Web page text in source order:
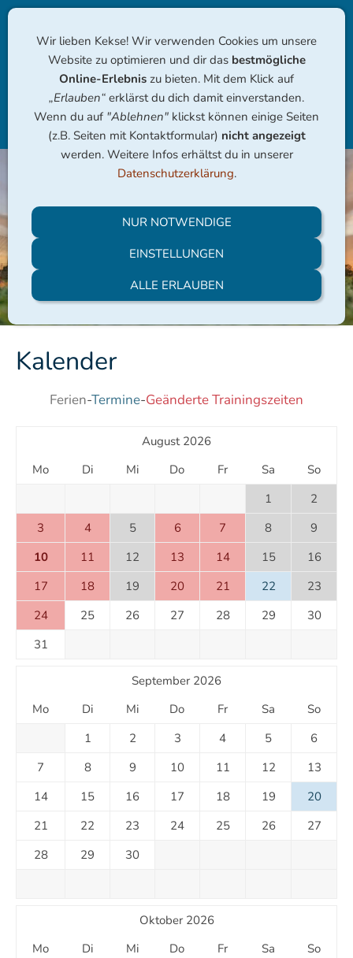
Navigation einblenden
Kalender
Ferien-Termine-Geänderte Trainingszeiten
August 2026
Mo
Di Mi Do Fr Sa
So
1
2
3
4 5 6 7 8
9
10
11 12 13 14 15
16
17
18 19 20 21 22
23
24
25 26 27 28 29
30
31
September 2026
Mo
Di Mi Do Fr Sa
So
1
2 3 4 5
6
7
8 9 10 11 12
13
14
15 16 17 18 19
20
21
22 23 24 25 26
27
28
29 30
Oktober 2026
Mo
Di Mi Do Fr Sa
So
Wir lieben Kekse! Wir verwenden Cookies um unsere
Website zu optimieren und dir das bestmögliche
Online-Erlebnis zu bieten. Mit dem Klick auf
„Erlauben“ erklärst du dich damit einverstanden.
Wenn du auf "Ablehnen" klickst können einige Seiten
(z.B. Seiten mit Kontaktformular) nicht angezeigt
werden. Weitere Infos erhältst du in unserer
Datenschutzerklärung.
NUR NOTWENDIGE
EINSTELLUNGEN
ALLE ERLAUBEN